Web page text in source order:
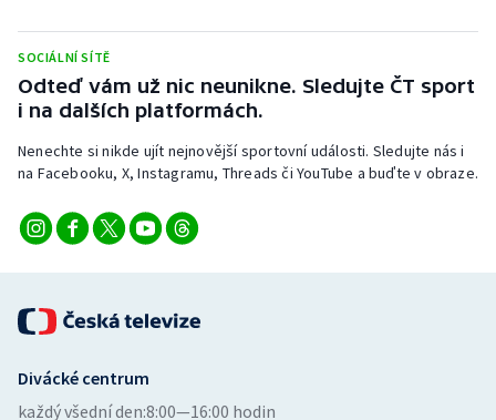
Stolní tenis
Triatlon
Veslování
Vodní slalom
Ostatní
SOCIÁLNÍ SÍTĚ
Odteď vám už nic neunikne. Sledujte ČT sport
i na dalších platformách.
Nenechte si nikde ujít nejnovější sportovní události. Sledujte nás i
na Facebooku, X, Instagramu, Threads či YouTube a buďte v obraze.
Divácké centrum
každý všední den:8:00—16:00 hodin